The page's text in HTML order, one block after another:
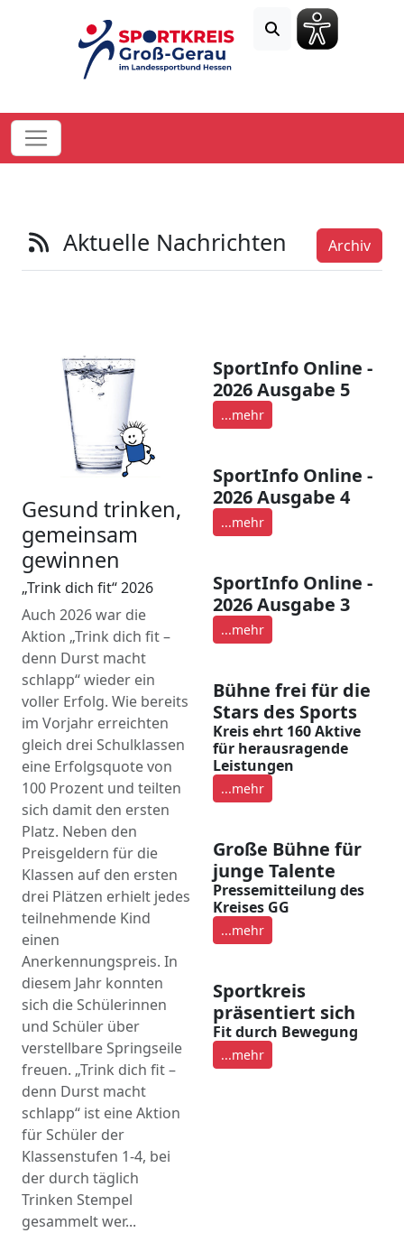
Archiv
Aktuelle Nachrichten
Gesund trinken,
gemeinsam
gewinnen
„Trink dich fit“ 2026
Auch 2026 war die
Aktion „Trink dich fit –
denn Durst macht
schlapp“ wieder ein
voller Erfolg. Wie bereits
im Vorjahr erreichten
gleich drei Schulklassen
eine Erfolgsquote von
100 Prozent und teilten
sich damit den ersten
Platz. Neben den
Preisgeldern für die
Klassen auf den ersten
drei Plätzen erhielt jedes
teilnehmende Kind
einen
Anerkennungspreis. In
diesem Jahr konnten
sich die Schülerinnen
und Schüler über
verstellbare Springseile
freuen. „Trink dich fit –
denn Durst macht
schlapp“ ist eine Aktion
für Schüler der
Klassenstufen 1-4, bei
der durch täglich
Trinken Stempel
gesammelt wer...
SportInfo Online -
2026 Ausgabe 5
...mehr
SportInfo Online -
2026 Ausgabe 4
...mehr
SportInfo Online -
2026 Ausgabe 3
...mehr
Bühne frei für die
Stars des Sports
Kreis ehrt 160 Aktive
für herausragende
Leistungen
...mehr
Große Bühne für
junge Talente
Pressemitteilung des
Kreises GG
...mehr
Sportkreis
präsentiert sich
Fit durch Bewegung
...mehr